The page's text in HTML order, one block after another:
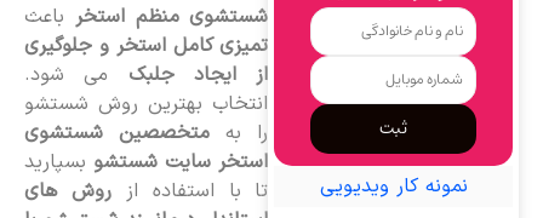
شستشوی منظم استخرباعث
تمیزی کامل استخر و جلوگیری
از ایجاد جلبکمی شود.
انتخاب بهترین روش شستشو
را به متخصصین شستشوی
استخر سایت شستشوبسپارید
تا با استفاده از روش های
ثبت
نمونه کار ویدیویی